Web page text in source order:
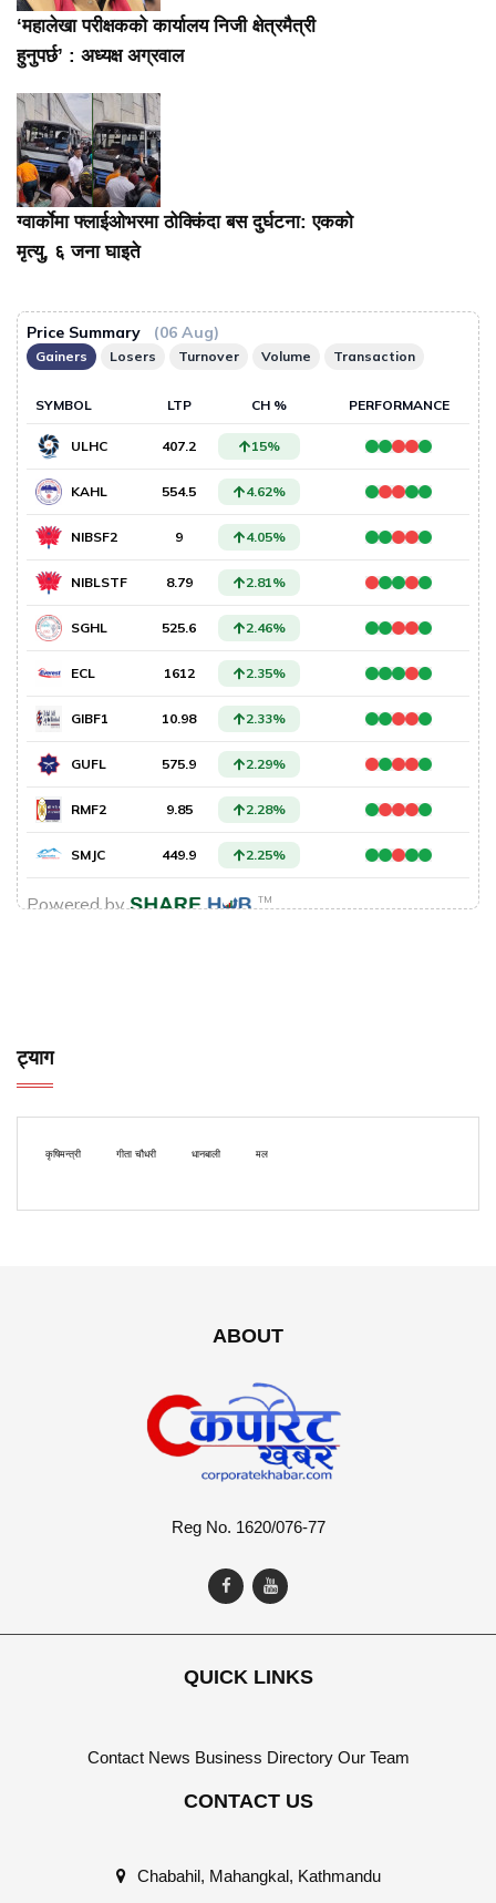
‘महालेखा परीक्षकको कार्यालय निजी क्षेत्रमैत्री
हुनुपर्छ’ : अध्यक्ष अग्रवाल
ग्वार्काेमा फ्लाईओभरमा ठोक्किंदा बस दुर्घटना: एकको
मृत्यु, ६ जना घाइते
ट्याग
कृषिमन्त्री गीता चौधरी धानबाली मल
ABOUT
Reg No. 1620/076-77
QUICK LINKS
Contact News Business Directory Our Team
CONTACT US
Chabahil, Mahangkal, Kathmandu